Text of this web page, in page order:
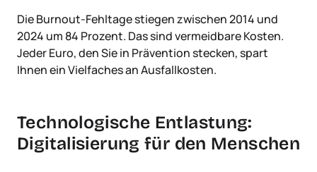
Die Burnout-Fehltage stiegen zwischen 2014 und
2024 um 84 Prozent. Das sind vermeidbare Kosten.
Jeder Euro, den Sie in Prävention stecken, spart
Ihnen ein Vielfaches an Ausfallkosten.
Technologische Entlastung:
Digitalisierung für den Menschen